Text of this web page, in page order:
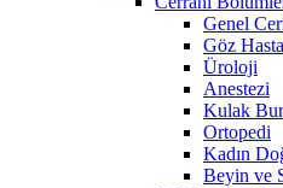
Genel
Göz
Üroloji
Anestezi
Kulak
Ortopedi
Kadın
Beyin ve